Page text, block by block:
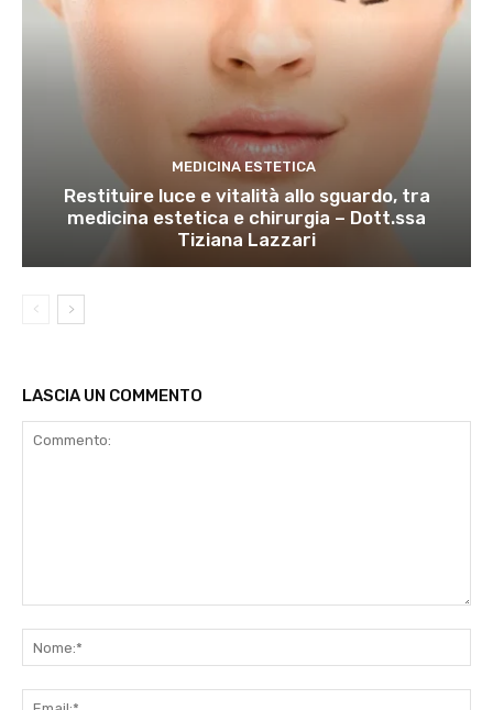
MEDICINA ESTETICA
Restituire luce e vitalità allo sguardo, tra
medicina estetica e chirurgia – Dott.ssa
Tiziana Lazzari
LASCIA UN COMMENTO